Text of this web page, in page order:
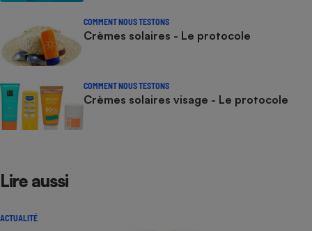
COMMENT NOUS TESTONS
Crèmes solaires - Le protocole
COMMENT NOUS TESTONS
Crèmes solaires visage - Le protocole
Lire aussi
ACTUALITÉ